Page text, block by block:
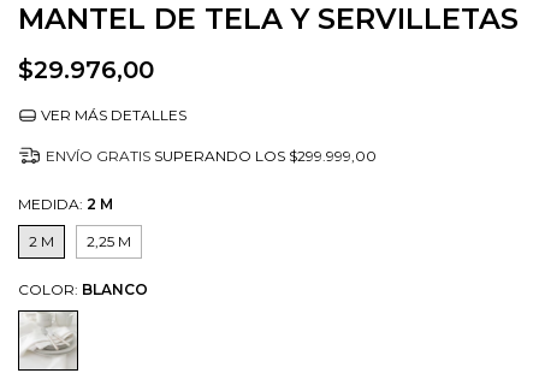
MANTEL DE TELA Y SERVILLETAS
$29.976,00
VER MÁS DETALLES
ENVÍO GRATIS SUPERANDO LOS $299.999,00
MEDIDA: 2 M
2 M 2,25 M
COLOR: BLANCO